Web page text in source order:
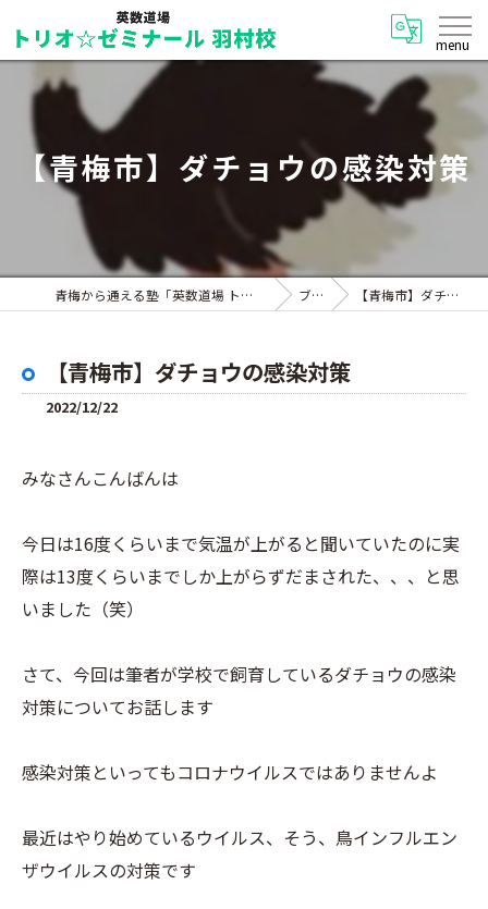
【青梅市】ダチョウの感染対策
青梅から通える塾「英数道場 トリオ☆ゼミナール 羽村校」 ブログ 【青梅市】ダチョウの感染対策
【青梅市】ダチョウの感染対策
2022/12/22
みなさんこんばんは
今日は16度くらいまで気温が上がると聞いていたのに実
際は13度くらいまでしか上がらずだまされた、、、と思
いました（笑）
さて、今回は筆者が学校で飼育しているダチョウの感染
対策についてお話します
感染対策といってもコロナウイルスではありませんよ
最近はやり始めているウイルス、そう、鳥インフルエン
ザウイルスの対策です